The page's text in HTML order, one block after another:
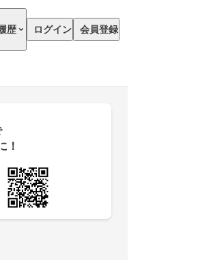
歴 ログイン 会員登録
！